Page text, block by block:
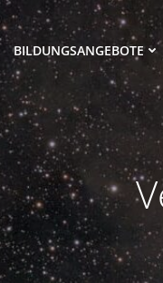
BILDUNGSANGEBOTE